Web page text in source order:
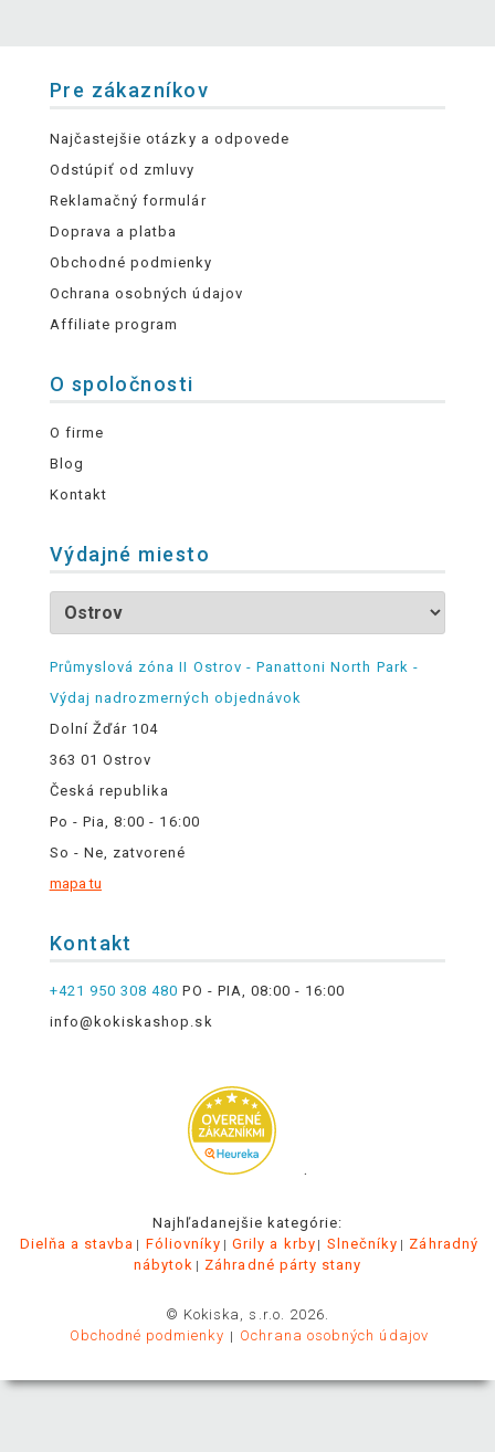
Pre zákazníkov
Najčastejšie otázky a odpovede
Odstúpiť od zmluvy
Reklamačný formulár
Doprava a platba
Obchodné podmienky
Ochrana osobných údajov
Affiliate program
O spoločnosti
O firme
Blog
Kontakt
Výdajné miesto
Průmyslová zóna II Ostrov - Panattoni North Park -
Výdaj nadrozmerných objednávok
Dolní Žďár 104
363 01 Ostrov
Česká republika
Po - Pia, 8:00 - 16:00
So - Ne, zatvorené
mapa tu
Kontakt
+421 950 308 480 PO - PIA, 08:00 - 16:00
info@kokiskashop.sk
.
Najhľadanejšie kategórie:
Dielňa a stavba
Fóliovníky Grily a krby Slnečníky
Záhradný
nábytok
Záhradné párty stany
© Kokiska, s.r.o. 2026.
Obchodné podmienky
Ochrana osobných údajov